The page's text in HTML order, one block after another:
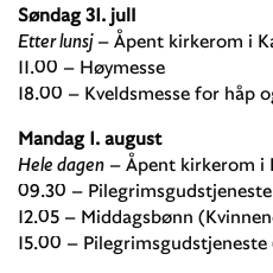
Søndag 31. julI
Etter lunsj– Åpent kirkerom i
11.00 – Høymesse
18.00 – Kveldsmesse for håp
Mandag 1. august
Hele dagen – Åpent kirkerom i
09.30 –
12.05 – Middagsbønn
15.00 –